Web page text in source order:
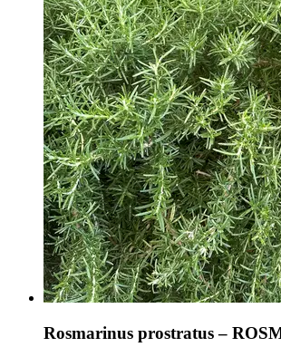
Rosmarinus prostratus –